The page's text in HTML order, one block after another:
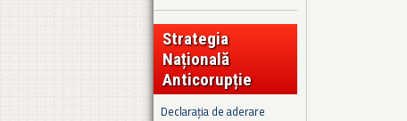
Strategia
Națională
Anticorupție
Declarația de aderare